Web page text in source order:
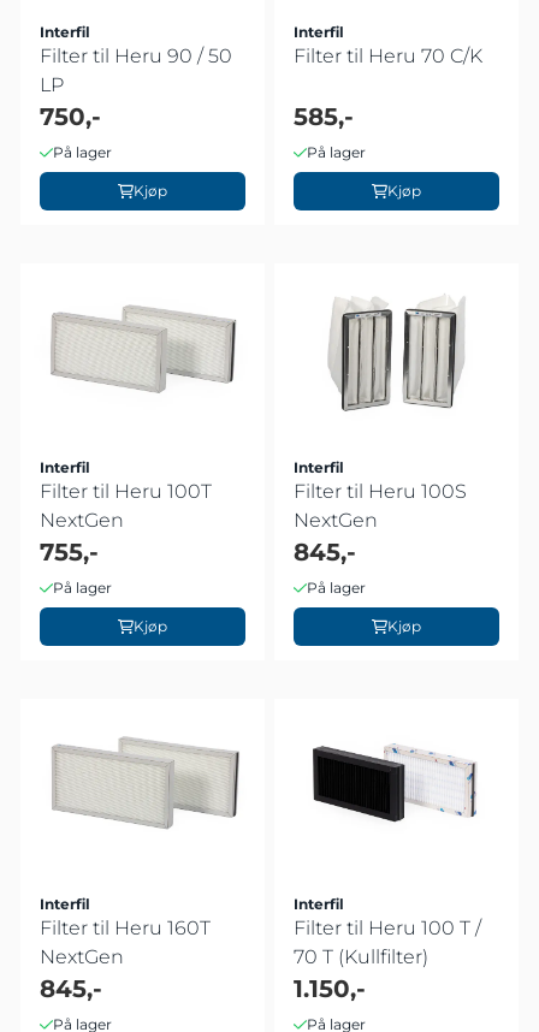
Interfil
Filter til Heru 90 / 50
LP
750,-
På lager
Kjøp
Interfil
Filter til Heru 70 C/K
585,-
På lager
Kjøp
Interfil
Filter til Heru 100T
NextGen
755,-
På lager
Kjøp
Interfil
Filter til Heru 100S
NextGen
845,-
På lager
Kjøp
Interfil
Filter til Heru 160T
NextGen
845,-
På lager
Interfil
Filter til Heru 100 T /
70 T (Kullfilter)
1.150,-
På lager